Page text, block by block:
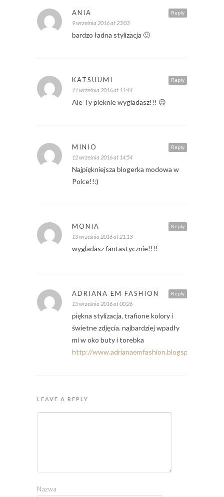
Reply
ANIA
9 września 2016 at 23:03
bardzo ładna stylizacja 🙂
Reply
KATSUUMI
11 września 2016 at 11:44
Ale Ty pieknie wygladasz!!! 😉
Reply
MINIO
12 września 2016 at 14:54
Najpiękniejsza blogerka modowa w
Polce!!:)
Reply
MONIA
13 września 2016 at 21:13
wygladasz fantastycznie!!!!
Reply
ADRIANA EM FASHION
15 września 2016 at 00:26
piękna stylizacja, trafione kolory i
świetne zdjęcia. najbardziej wpadły
mi w oko buty i torebka
http://www.adrianaemfashion.blogspot.co.uk
LEAVE A REPLY
Nazwa